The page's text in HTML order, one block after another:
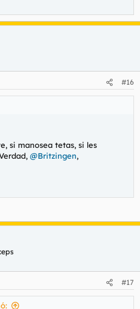
#16
si manosea tetas, si les
@Britzingen,
#17